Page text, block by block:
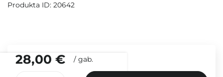
28,00 € / gab.
Produkta ID: 20642